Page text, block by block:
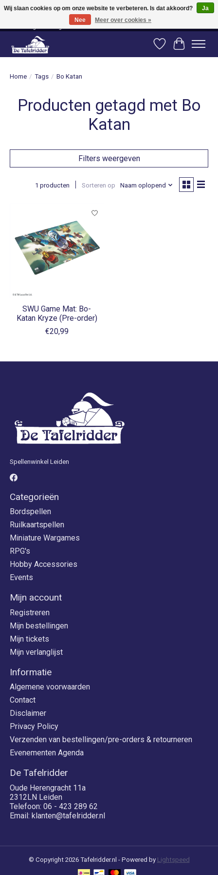
Vanaf 80 euro gratis verzending binnen Nederland! Vanaf 100 euro gratis
verzending naar België en Duitsland!
Verlanglijst
Home / Tags / Bo Katan
Producten getagd met Bo
Katan
Filters weergeven
1 producten Sorteren op Naam oplopend
SWU Game Mat: Bo-
Katan Kryze (Pre-order)
€20,99
Spellenwinkel Leiden
Categorieën
Bordspellen
Ruilkaartspellen
Miniature Wargames
RPG's
Hobby Accessories
Events
Mijn account
Registreren
Mijn bestellingen
Mijn tickets
Mijn verlanglijst
Informatie
Algemene voorwaarden
Contact
Disclaimer
Privacy Policy
Verzenden van bestellingen/pre-orders & retourneren
Evenementen Agenda
De Tafelridder
Oude Herengracht 11a
2312LN Leiden
Telefoon: 06 - 423 289 62
Email: klanten@tafelridder.nl
© Copyright 2026 Tafelridder.nl - Powered by Lightspeed
Wij slaan cookies op om onze website te verbeteren. Is dat akkoord?
Ja
Nee
Meer over cookies »